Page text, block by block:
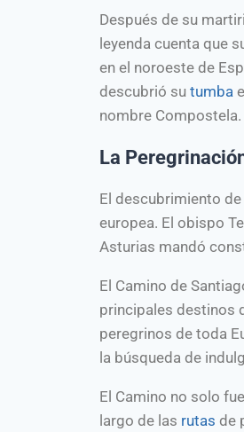
Después de su
leyenda cuenta que
en el noroeste de
descubrió su tumba
nombre Compostela.
La
El descubrimiento
europea. El obispo
Asturias mandó
El Camino de
principales destinos
peregrinos de toda
la búsqueda de
El Camino no solo
largo de las rutas de